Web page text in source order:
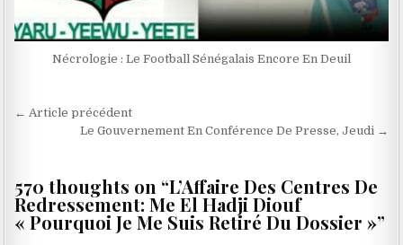
Nécrologie : Le Football Sénégalais Encore En Deuil
Navigation
← Article précédent
Le Gouvernement En Conférence De Presse, Jeudi →
570 thoughts on “L’Affaire Des Centres De
Redressement: Me El Hadji Diouf
« Pourquoi Je Me Suis Retiré Du Dossier »”